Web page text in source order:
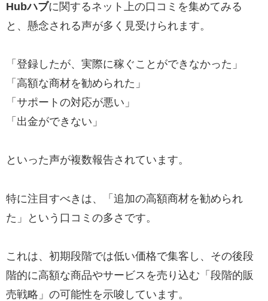
Hubハブに関するネット上の口コミを集めてみる
と、懸念される声が多く見受けられます。
「登録したが、実際に稼ぐことができなかった」
「高額な商材を勧められた」
「サポートの対応が悪い」
「出金ができない」
といった声が複数報告されています。
特に注目すべきは、「追加の高額商材を勧められ
た」という口コミの多さです。
これは、初期段階では低い価格で集客し、その後段
階的に高額な商品やサービスを売り込む「段階的販
売戦略」の可能性を示唆しています。